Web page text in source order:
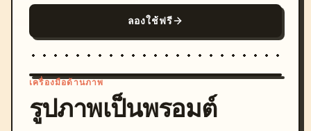
ลองใช้ฟรี
เครื่องมือด้านภาพ
รูปภาพเป็นพรอมต์